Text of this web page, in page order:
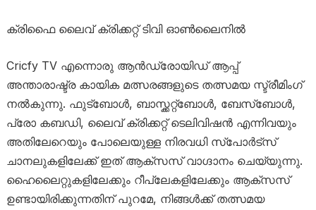
ക്രിഫൈ ലൈവ് ക്രിക്കറ്റ് ടിവി ഓൺലൈനിൽ
Cricfy TV എന്നൊരു ആൻഡ്രോയിഡ് ആപ്പ്
അന്താരാഷ്ട്ര കായിക മത്സരങ്ങളുടെ തത്സമയ സ്ട്രീമിംഗ്
നൽകുന്നു. ഫുട്ബോൾ, ബാസ്ക്കറ്റ്ബോൾ, ബേസ്ബോൾ,
പ്രോ കബഡി, ലൈവ് ക്രിക്കറ്റ് ടെലിവിഷൻ എന്നിവയും
അതിലേറെയും പോലെയുള്ള നിരവധി സ്പോർട്സ്
ചാനലുകളിലേക്ക് ഇത് ആക്സസ് വാഗ്ദാനം ചെയ്യുന്നു.
ഹൈലൈറ്റുകളിലേക്കും റീപ്ലേകളിലേക്കും ആക്‌സസ്
ഉണ്ടായിരിക്കുന്നതിന് പുറമേ, നിങ്ങൾക്ക് തത്സമയ